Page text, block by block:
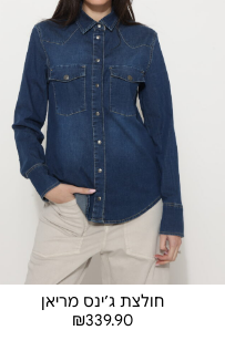
חולצת ג׳ינס מריאן
₪339.90